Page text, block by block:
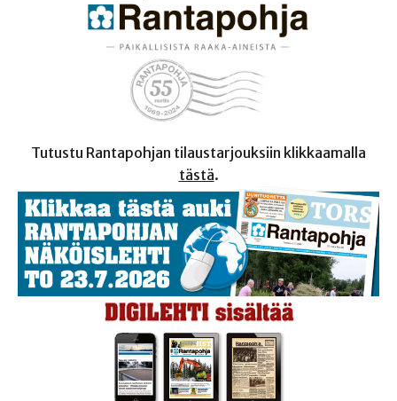
Tutustu Rantapohjan tilaustarjouksiin klikkaamalla
tästä.